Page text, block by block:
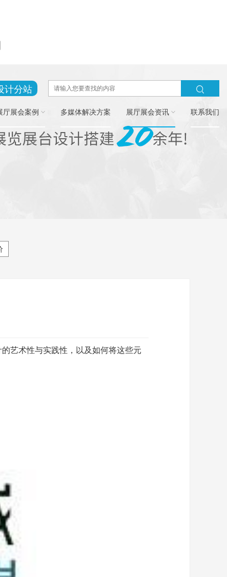
计分站
厅展会案例 多媒体解决方案 展厅展会资讯 联系我们
艺术性与实践性，以及如何将这些元